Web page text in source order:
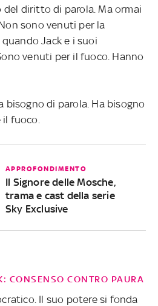
del diritto di parola. Ma ormai
sono venuti per la
quando Jack e i suoi
venuti per il fuoco. Hanno
bisogno di parola. Ha bisogno
fuoco.
APPROFONDIMENTO
Il Signore delle Mosche,
trama e cast della serie
Sky Exclusive
CONSENSO CONTRO PAURA
Il suo potere si fonda